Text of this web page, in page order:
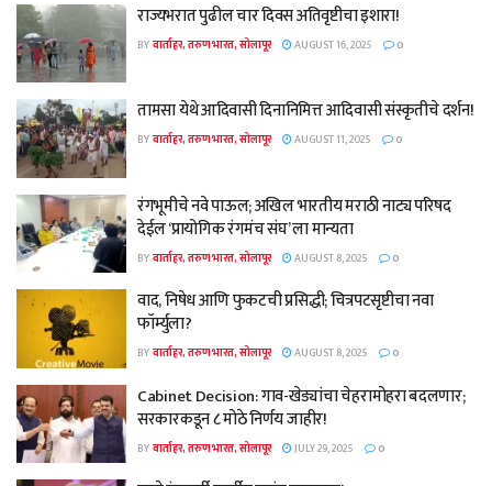
राज्यभरात पुढील चार दिवस अतिवृष्टीचा इशारा!
BYवार्ताहर, तरुण भारत, सोलापूर AUGUST 16, 2025 0
तामसा येथे आदिवासी दिनानिमित्त आदिवासी संस्कृतीचे दर्शन!
BYवार्ताहर, तरुण भारत, सोलापूर AUGUST 11, 2025 0
रंगभूमीचे नवे पाऊल; अखिल भारतीय मराठी नाट्य परिषद
देईल ‘प्रायोगिक रंगमंच संघ’ ला मान्यता
BYवार्ताहर, तरुण भारत, सोलापूर AUGUST 8, 2025 0
वाद, निषेध आणि फुकटची प्रसिद्धी; चित्रपटसृष्टीचा नवा
फॉर्म्युला?
BYवार्ताहर, तरुण भारत, सोलापूर AUGUST 8, 2025 0
Cabinet Decision: गाव-खेड्यांचा चेहरामोहरा बदलणार;
सरकारकडून ८ मोठे निर्णय जाहीर!
BYवार्ताहर, तरुण भारत, सोलापूर JULY 29, 2025 0